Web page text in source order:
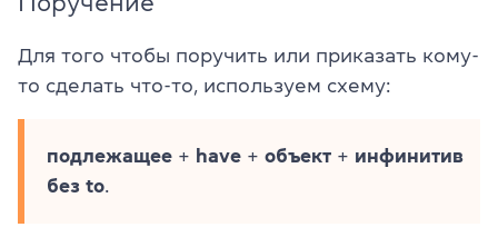
Для того чтобы поручить или приказать кому-
то сделать что-то, используем схему:
подлежащее + have + объект + инфинитив
без to